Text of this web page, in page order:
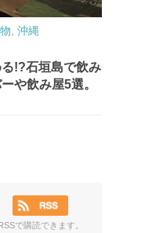
沖縄
!?石垣島で飲み
や飲み屋5選。
で購読できます。